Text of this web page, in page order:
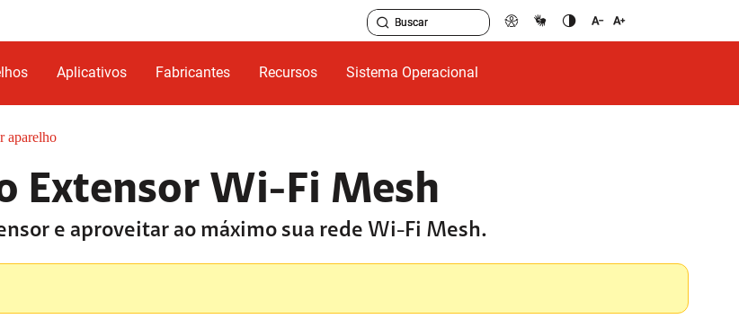
Aplicativos Fabricantes Recursos Sistema Operacional
aparelho
Extensor Wi-Fi Mesh
e aproveitar ao máximo sua rede Wi-Fi Mesh.